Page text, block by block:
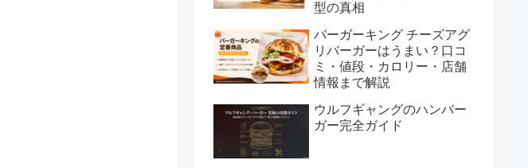
型の真相
バーガーキング チーズアグ
リバーガーはうまい？口コ
ミ・値段・カロリー・店舗
情報まで解説
ウルフギャングのハンバー
ガー完全ガイド